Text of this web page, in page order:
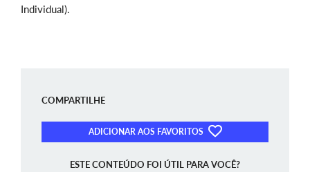
Individual).
COMPARTILHE
ADICIONAR AOS FAVORITOS
ESTE CONTEÚDO FOI ÚTIL PARA VOCÊ?